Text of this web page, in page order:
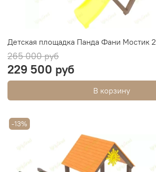
Детская площадка Панда Фани Мостик 2
265 000 руб
229 500 руб
В корзину
-13%